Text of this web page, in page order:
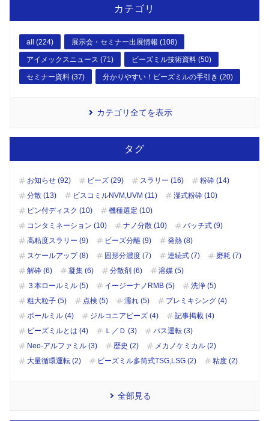
カテゴリ
all (224) 展示会・セミナー出展情報 (108)
アイメックスニュース (71) ビーズミル技術資料 (50)
セミナー資料 (37) 分かりやすい！ビーズミルの手引き (20)
カテゴリ全てを表示
タグ
お知らせ (92) ビーズ (29) スラリー (16)
粉砕 (14)
分散 (13)
ビスコミルNVM,UVM (11)
湿式粉砕 (10)
ピン付ディスク (10)
機種選定 (10)
コンタミネーション (10)
ナノ分散 (10)
バッチ式 (9)
高粘度スラリー (9)
ビーズ分離 (9)
発熱 (8)
スケールアップ (8)
固形分濃度 (7) 連続式 (7)
磨耗 (7)
解砕 (6)
凝集 (6) 分散剤 (6)
溶媒 (5)
３本ロールミル (5)
イージーナノRMB (5)
洗浄 (5)
粗大粒子 (5)
点検 (5) 濡れ (5)
プレミキシング (4)
ボールミル (4)
ジルコニアビーズ (4)
記事掲載 (4)
ビーズミルとは (4)
Ｌ／Ｄ (3)
パス運転 (3)
Neo-アルファミル (3)
歴史 (2)
メカノケミカル (2)
大量循環運転 (2)
ビーズミル多筒式TSG,LSG (2) 粘度 (2)
全部見る